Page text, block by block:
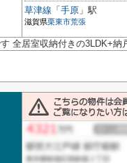
草津線 「 手原 」駅
滋賀県栗東市荒張
全居室収納付きの3LDK+